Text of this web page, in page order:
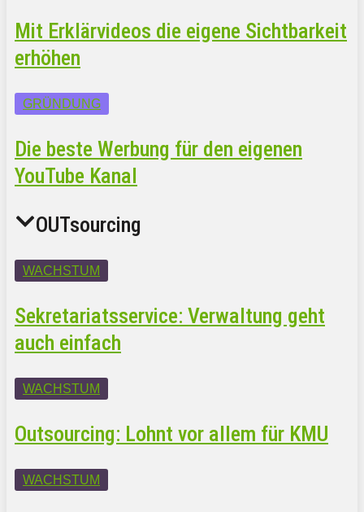
Mit Erklärvideos die eigene Sichtbarkeit
erhöhen
GRÜNDUNG
Die beste Werbung für den eigenen
YouTube Kanal
OUTsourcing
WACHSTUM
Sekretariatsservice: Verwaltung geht
auch einfach
WACHSTUM
Outsourcing: Lohnt vor allem für KMU
WACHSTUM